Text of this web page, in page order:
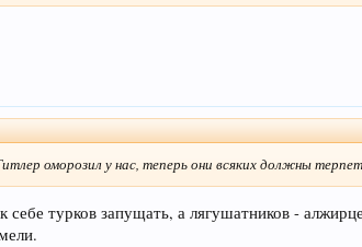
оморозил у нас, теперь они всяких должны
турков запущать, а лягушатников -